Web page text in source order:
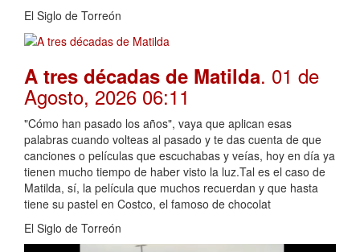
El Siglo de Torreón
A tres décadas de Matilda. 01 de
Agosto, 2026 06:11
"Cómo han pasado los años", vaya que aplican esas
palabras cuando volteas al pasado y te das cuenta de que
canciones o películas que escuchabas y veías, hoy en día ya
tienen mucho tiempo de haber visto la luz.Tal es el caso de
Matilda, sí, la película que muchos recuerdan y que hasta
tiene su pastel en Costco, el famoso de chocolat
El Siglo de Torreón